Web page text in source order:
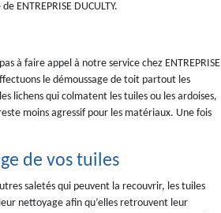
ENTREPRISE DUCULTY.
à faire appel à notre service chez ENTREPRISE
le démoussage de toit partout les
lichens qui colmatent les tuiles ou les ardoises,
moins agressif pour les matériaux. Une fois
de vos tuiles
saletés qui peuvent la recouvrir, les tuiles
nettoyage afin qu’elles retrouvent leur